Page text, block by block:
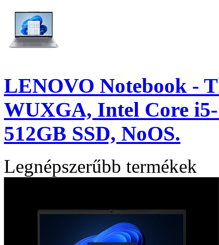
LENOVO Notebook -
WUXGA, Intel Core
512GB SSD, NoOS.
Legnépszerűbb termékek